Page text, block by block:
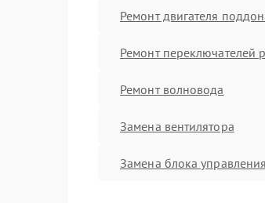
Ремонт двигателя
Ремонт переключателей
Ремонт волновода
Замена вентилятора
Замена блока управления